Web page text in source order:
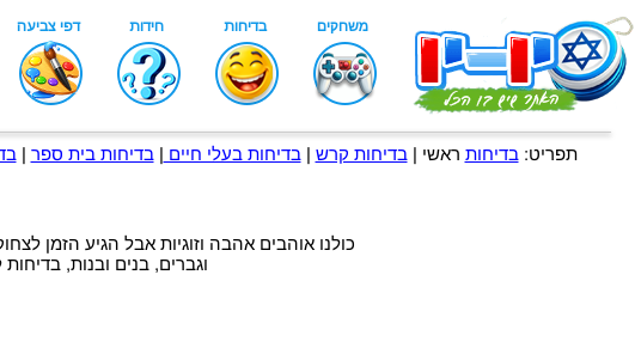
תפריט:בדיחות ראשי |בדיחות קרש |בדיחות בעלי חיים |בדיחות בית ספר |
כולנו אוהבים אהבה וזוגיות אבל הגיע הזמן
וגברים, בנים ובנות,